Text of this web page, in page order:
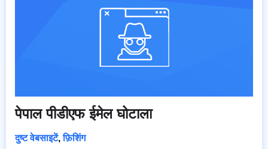
पेपाल पीडीएफ ईमेल घोटाला
दुष्ट वेबसाइटें,फ़िशिंग